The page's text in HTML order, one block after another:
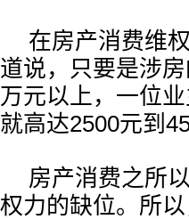
在房产消费维
道说，只要是涉
万元以上，一位
就高达2500元到
房产消费之所
权力的缺位。所